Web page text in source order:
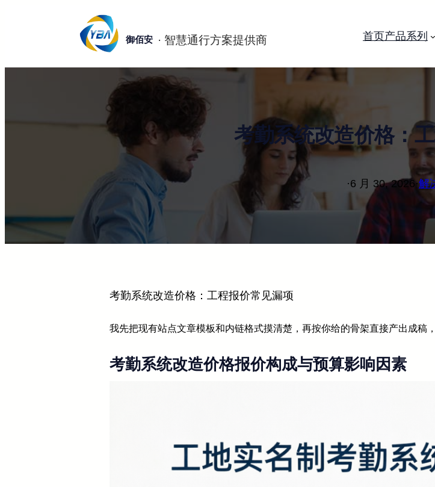
御佰安 首页产品系列
考勤系统改造价格：
·6 月 30, 2026·解
考勤系统改造价格：工程报价常见漏项
我先把现有站点文章模板和内链格式摸清楚，再按你给的骨架直接产出成稿
考勤系统改造价格报价构成与预算影响因素